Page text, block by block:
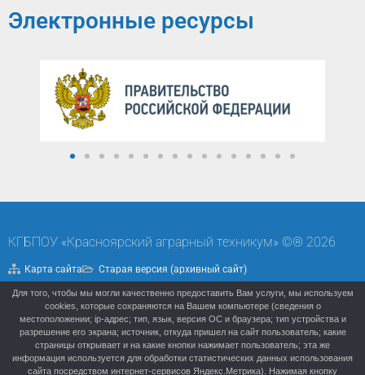
Электронные ресурсы
КГБПОУ «Красноярский аграрный техникум» ©® 2026
Карта сайта Старая версия (архивный сайт)
Политика конфиденциальности
Для того, чтобы мы могли качественно предоставить Вам услуги, мы используем
cookies, которые сохраняются на Вашем компьютере (сведения о
местоположении; ip-адрес; тип, язык, версия ОС и браузера; тип устройства и
разрешение его экрана; источник, откуда пришел на сайт пользователь; какие
страницы открывает и на какие кнопки нажимает пользователь; эта же
информация используется для обработки статистических данных использования
сайта посредством интернет-сервисов Яндекс.Метрика). Нажимая кнопку